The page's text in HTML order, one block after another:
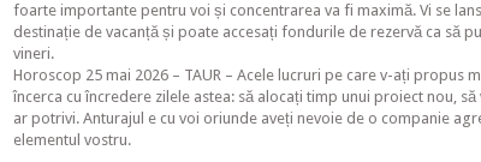
foarte importante pentru voi și concentrarea va fi maximă. Vi se
destinație de vacanță și poate accesați fondurile de rezervă ca să
vineri.
Horoscop 25 mai 2026 – TAUR – Acele lucruri pe care v-ați propus
încerca cu încredere zilele astea: să alocați timp unui proiect nou,
ar potrivi. Anturajul e cu voi oriunde aveți nevoie de o companie
elementul vostru.